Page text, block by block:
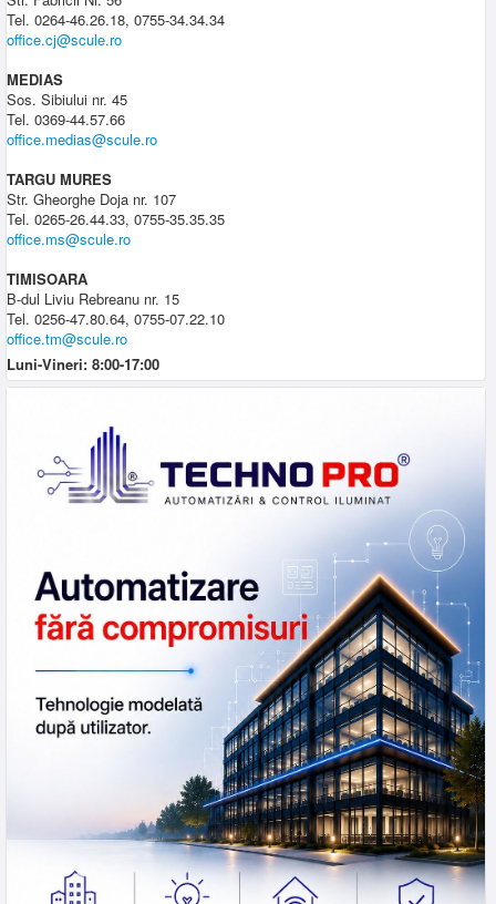
Tel. 0264-46.26.18, 0755-34.34.34
office.cj@scule.ro
MEDIAS
Sos. Sibiului nr. 45
Tel. 0369-44.57.66
office.medias@scule.ro
TARGU MURES
Str. Gheorghe Doja nr. 107
Tel. 0265-26.44.33, 0755-35.35.35
office.ms@scule.ro
TIMISOARA
B-dul Liviu Rebreanu nr. 15
Tel. 0256-47.80.64, 0755-07.22.10
office.tm@scule.ro
Luni-Vineri: 8:00-17:00